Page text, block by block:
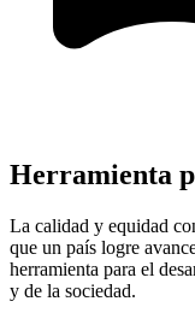
Herramienta
La calidad y equidad
que un país logre
herramienta para el
y de la sociedad.